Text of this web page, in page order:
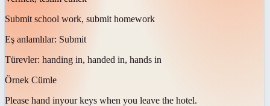
Submit school work, submit homework
Eş anlamlılar: Submit
Türevler: handing in, handed in, hands in
Örnek Cümle
Please hand inyour keys when you leave the hotel.